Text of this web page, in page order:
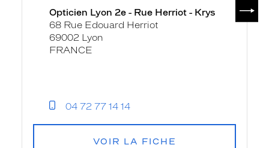
Opticien Lyon 2e - Rue Herriot - Krys
68 Rue Edouard Herriot
69002 Lyon
FRANCE
04 72 77 14 14
VOIR LA FICHE